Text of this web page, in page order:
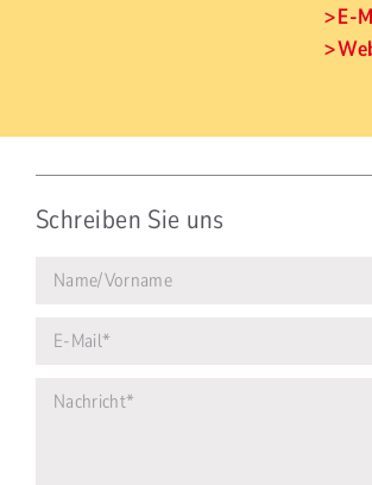
E-
Schreiben Sie uns